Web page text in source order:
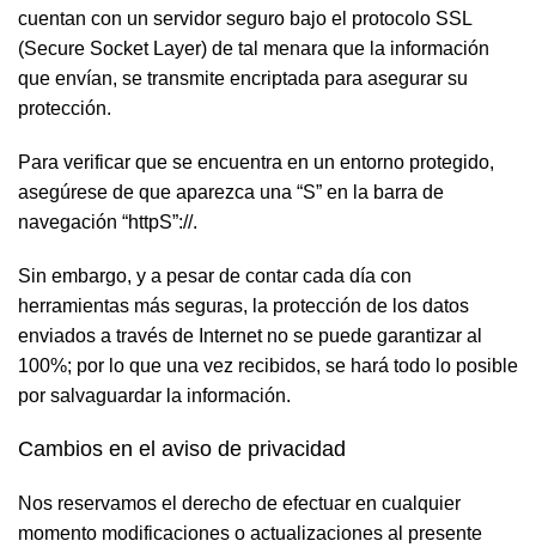
cuentan con un servidor seguro bajo el protocolo SSL
(Secure Socket Layer) de tal menara que la información
que envían, se transmite encriptada para asegurar su
protección.
Para verificar que se encuentra en un entorno protegido,
asegúrese de que aparezca una “S” en la barra de
navegación “httpS”://.
Sin embargo, y a pesar de contar cada día con
herramientas más seguras, la protección de los datos
enviados a través de Internet no se puede garantizar al
100%; por lo que una vez recibidos, se hará todo lo posible
por salvaguardar la información.
Cambios en el aviso de privacidad
Nos reservamos el derecho de efectuar en cualquier
momento modificaciones o actualizaciones al presente